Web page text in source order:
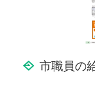
市職員の